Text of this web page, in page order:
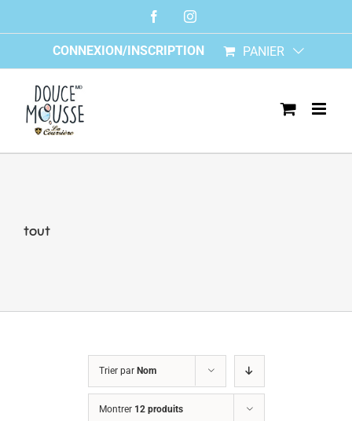
FacebookInstagram
CONNEXION/INSCRIPTION PANIER
tout
Trier par Nom
Montrer 12 produits